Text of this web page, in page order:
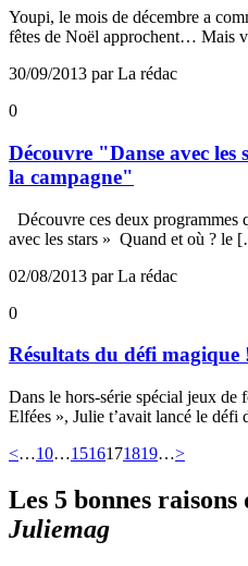
Youpi, le mois de décembre a
fêtes de Noël approchent… Mais
30/09/2013 par La rédac
0
Découvre "Danse avec
la campagne"
Découvre ces deux
avec les stars » Quand et où ? le
02/08/2013 par La rédac
0
Résultats du défi magique
Dans le hors-série spécial jeux de
Elfées », Julie t’avait lancé le
<…10…1516171819…>
Les 5 bonnes raisons
Juliemag